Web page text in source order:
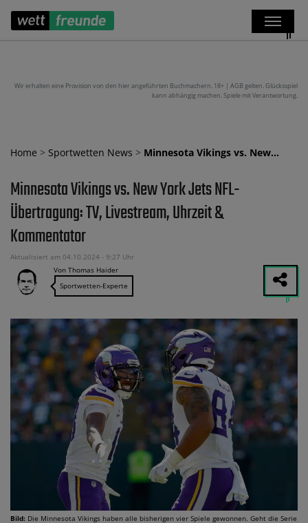
Wir erhalten eine Provision von den hier angeführten Buchmachern. 18+ | AGB gelten. Glücksspiel
kann abhängig machen. Spiele mit Verantwortung.
Home > Sportwetten News > Minnesota Vikings vs. New…
Minnesota Vikings vs. New York Jets NFL-
Übertragung: TV, Livestream, Uhrzeit &
Kommentator
Aktualisiert am 04.10.2024 - 9:27 Uhr
Von Thomas Haider
Sportwetten-Experte
Bild: Die Minnesota Vikings haben alle bisherigen vier Spiele gewonnen. Geht die Serie